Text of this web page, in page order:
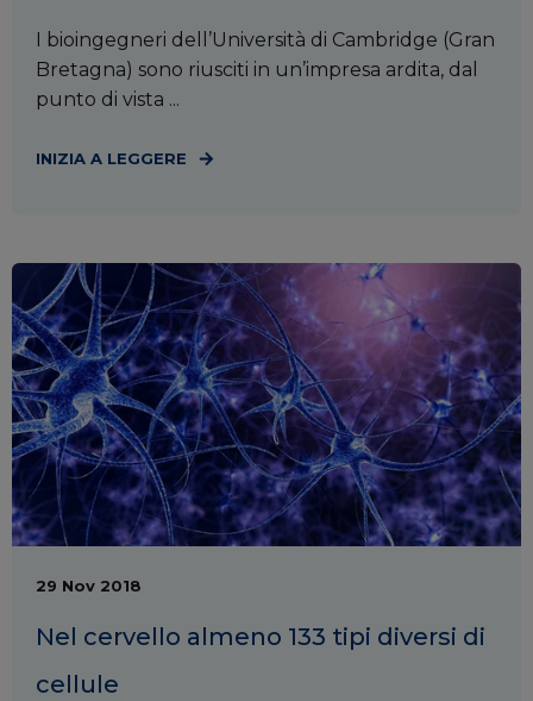
I bioingegneri dell’Università di Cambridge (Gran
Bretagna) sono riusciti in un’impresa ardita, dal
punto di vista ...
INIZIA A LEGGERE
29 Nov 2018
Nel cervello almeno 133 tipi diversi di
cellule